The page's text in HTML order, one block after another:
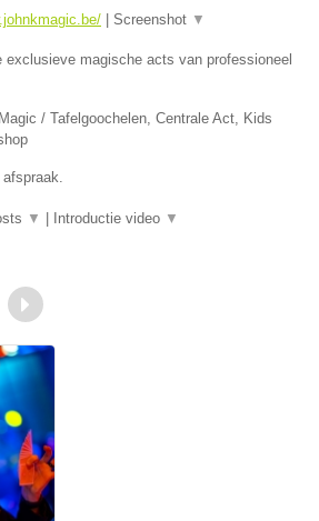
Screenshot ▼
exclusieve magische acts van professioneel
/ Tafelgoochelen, Centrale Act, Kids
afspraak.
▼ Introductie video ▼